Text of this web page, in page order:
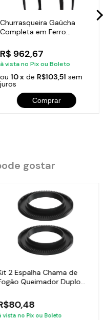
Churrasqueira Gaúcha
Completa em Ferro
R$ 962,67
à vista no Pix ou Boleto
ou 10 xde R$103,51 sem
juros
Comprar
gostar
2 Espalha Chama de
Queimador Duplo
vista no Pix ou Boleto